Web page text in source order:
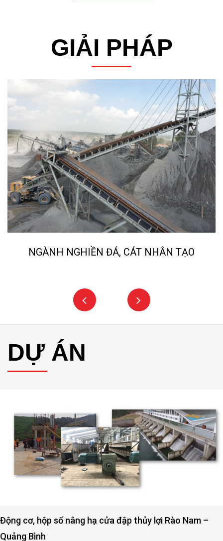
GIẢI PHÁP
NGÀNH NGHIỀN ĐÁ, CÁT NHÂN TẠO
DỰ ÁN
Động cơ, hộp số nâng hạ cửa đập thủy lợi Rào Nam –
Quảng Bình